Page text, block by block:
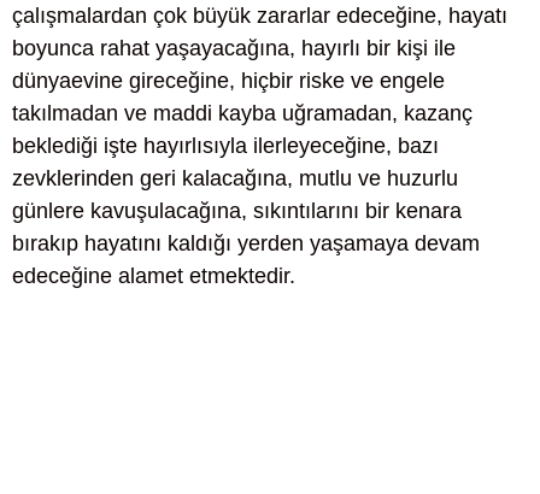
çalışmalardan çok büyük zararlar edeceğine, hayatı
boyunca rahat yaşayacağına, hayırlı bir kişi ile
dünyaevine gireceğine, hiçbir riske ve engele
takılmadan ve maddi kayba uğramadan, kazanç
beklediği işte hayırlısıyla ilerleyeceğine, bazı
zevklerinden geri kalacağına, mutlu ve huzurlu
günlere kavuşulacağına, sıkıntılarını bir kenara
bırakıp hayatını kaldığı yerden yaşamaya devam
edeceğine alamet etmektedir.